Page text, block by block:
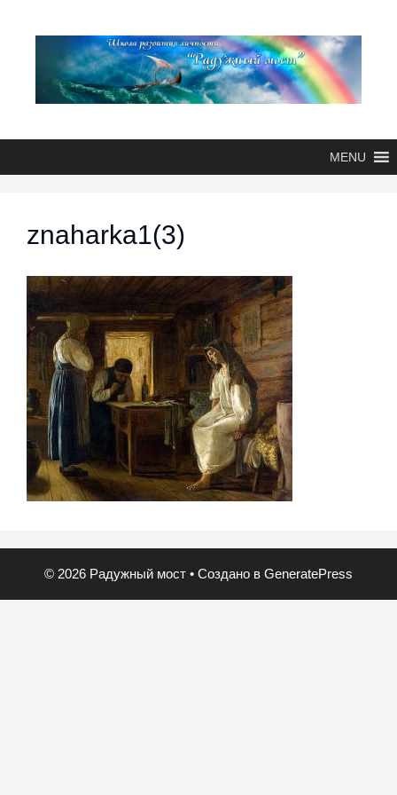
MENU
znaharka1(3)
© 2026 Радужный мост • Создано в GeneratePress